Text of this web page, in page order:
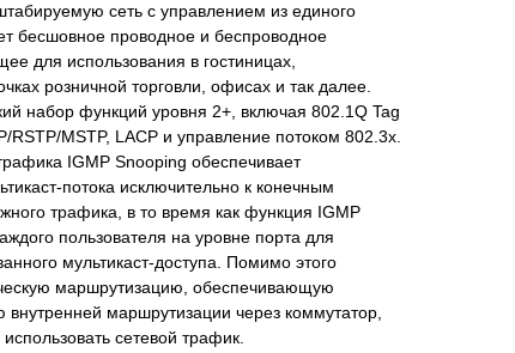
сеть с управлением из единого
бесшовное проводное и беспроводное
для использования в гостиницах,
розничной торговли, офисах и так далее.
набор функций уровня 2+, включая 802.1Q Tag
RSTP/MSTP, LACP и управление потоком 802.3x.
IGMP Snooping обеспечивает
исключительно к конечным
трафика, в то время как функция IGMP
пользователя на уровне порта для
мультикаст‑доступа. Помимо этого
маршрутизацию, обеспечивающую
маршрутизации через коммутатор,
сетевой трафик.